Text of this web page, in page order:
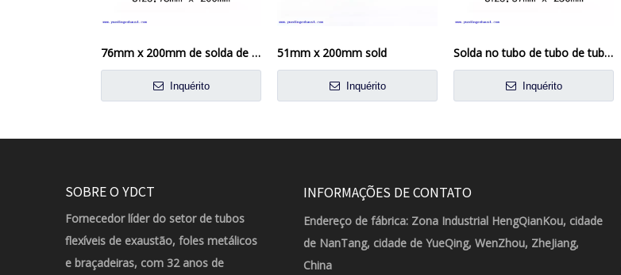
76mm x 200mm de solda de tubo flexível na junta flexível Reparação de tubo flexível
Inquérito
51mm x 200mm sold
Inquérito
Solda no tubo de tubo de tubo flexível de articulação de aço inoxidável de aço inoxidável 57 mm x 250mm
Inquérito
SOBRE O YDCT
Fornecedor líder do setor de tubos
flexíveis de exaustão, foles metálicos
e braçadeiras, com 32 anos de
INFORMAÇÕES DE CONTATO
Endereço de fábrica: Zona Industrial HengQianKou, cidade
de NanTang, cidade de YueQing, WenZhou, ZheJiang,
China